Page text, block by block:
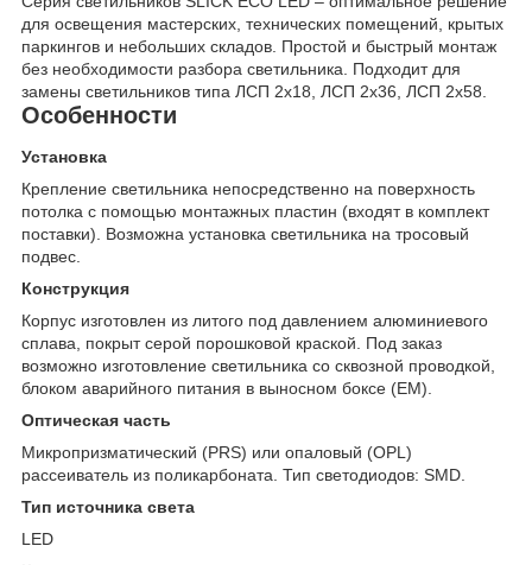
для освещения мастерских, технических помещений, крытых
паркингов и небольших складов. Простой и быстрый монтаж
без необходимости разбора светильника. Подходит для
замены светильников типа ЛСП 2х18, ЛСП 2х36, ЛСП 2х58.
Особенности
Установка
Крепление светильника непосредственно на поверхность
потолка с помощью монтажных пластин (входят в комплект
поставки). Возможна установка светильника на тросовый
подвес.
Конструкция
Корпус изготовлен из литого под давлением алюминиевого
сплава, покрыт серой порошковой краской. Под заказ
возможно изготовление светильника со сквозной проводкой,
блоком аварийного питания в выносном боксе (EM).
Оптическая часть
Микропризматический (PRS) или опаловый (OPL)
рассеиватель из поликарбоната. Тип светодиодов: SMD.
Тип источника света
LED